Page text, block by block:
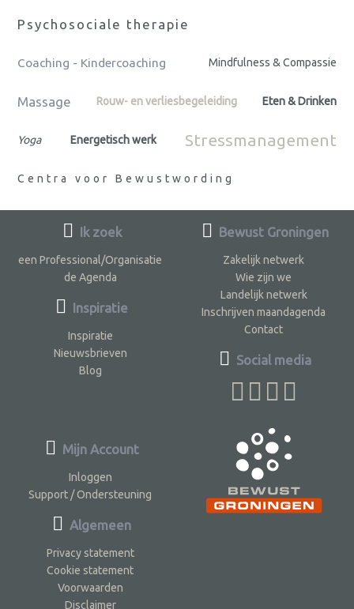
Psychosociale therapie
Coaching - Kindercoaching Mindfulness & Compassie
Massage Rouw- en verliesbegeleiding Eten & Drinken
Yoga Energetisch werk Stressmanagement
Centra voor Bewustwording
Ik zoek
een Professional/Organisatie
de Agenda
Inspiratie
Inspiratie
Nieuwsbrieven
Blog
Bewust Groningen
Zakelijk netwerk
Wie zijn we
Landelijk netwerk
Inschrijven maandagenda
Contact
Social media
Mijn Account
Inloggen
Support / Ondersteuning
Algemeen
Privacy statement
Cookie statement
Voorwaarden
Disclaimer